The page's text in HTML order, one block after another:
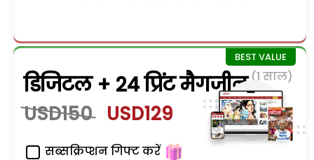
डिजिटल + 24 प्रिंट मैगजीन (1 साल)
USD150 USD129
सब्सक्रिप्शन गिफ्ट करें